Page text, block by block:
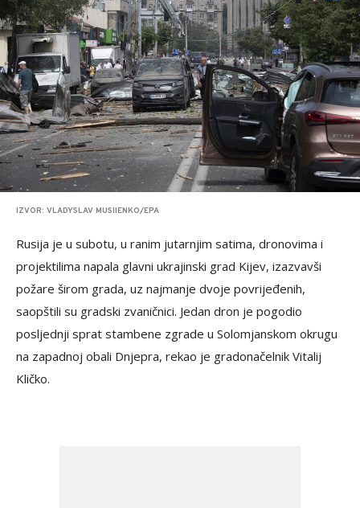
IZVOR: VLADYSLAV MUSIIENKO/EPA
Rusija je u subotu, u ranim jutarnjim satima, dronovima i
projektilima napala glavni ukrajinski grad Kijev, izazvavši
požare širom grada, uz najmanje dvoje povrijeđenih,
saopštili su gradski zvaničnici. Jedan dron je pogodio
posljednji sprat stambene zgrade u Solomjanskom okrugu
na zapadnoj obali Dnjepra, rekao je gradonačelnik Vitalij
Kličko.